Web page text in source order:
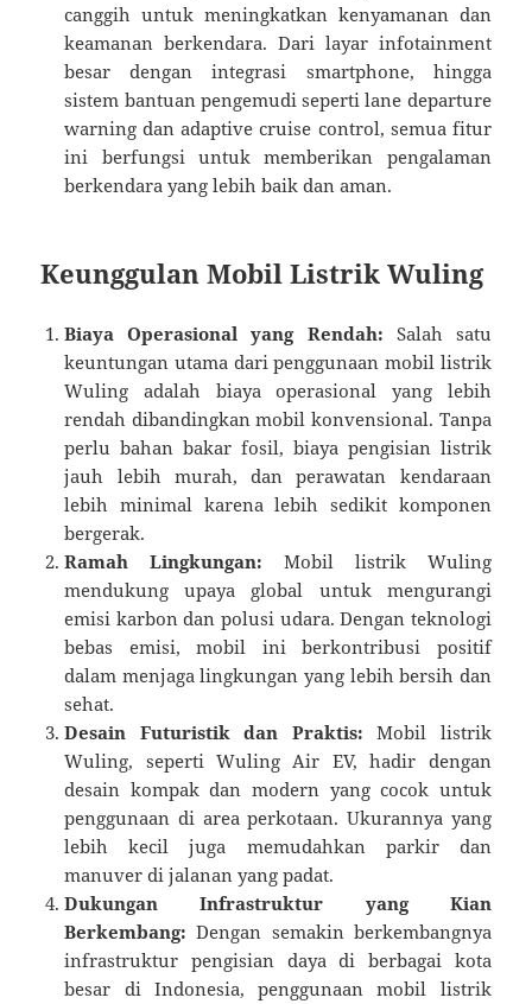
canggih untuk meningkatkan kenyamanan dan
keamanan berkendara. Dari layar infotainment
besar dengan integrasi smartphone, hingga
sistem bantuan pengemudi seperti lane departure
warning dan adaptive cruise control, semua fitur
ini berfungsi untuk memberikan pengalaman
berkendara yang lebih baik dan aman.
Keunggulan Mobil Listrik Wuling
Biaya Operasional yang Rendah: Salah satu
keuntungan utama dari penggunaan mobil listrik
Wuling adalah biaya operasional yang lebih
rendah dibandingkan mobil konvensional. Tanpa
perlu bahan bakar fosil, biaya pengisian listrik
jauh lebih murah, dan perawatan kendaraan
lebih minimal karena lebih sedikit komponen
bergerak.
Ramah Lingkungan: Mobil listrik Wuling
mendukung upaya global untuk mengurangi
emisi karbon dan polusi udara. Dengan teknologi
bebas emisi, mobil ini berkontribusi positif
dalam menjaga lingkungan yang lebih bersih dan
sehat.
Desain Futuristik dan Praktis: Mobil listrik
Wuling, seperti Wuling Air EV, hadir dengan
desain kompak dan modern yang cocok untuk
penggunaan di area perkotaan. Ukurannya yang
lebih kecil juga memudahkan parkir dan
manuver di jalanan yang padat.
Dukungan Infrastruktur yang Kian
Berkembang: Dengan semakin berkembangnya
infrastruktur pengisian daya di berbagai kota
besar di Indonesia, penggunaan mobil listrik